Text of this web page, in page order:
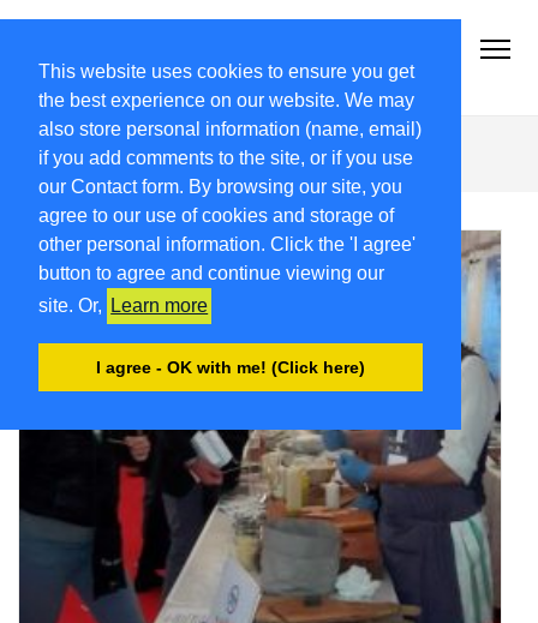
This website uses cookies to ensure you get
the best experience on our website. We may
also store personal information (name, email)
if you add comments to the site, or if you use
our Contact form. By browsing our site, you
agree to our use of cookies and storage of
other personal information. Click the 'I agree'
button to agree and continue viewing our
site. Or,
Learn more
I agree - OK with me! (Click here)
Archivio Articoli del 2018 FriuliVG.com by Giuseppe Longo
Zannier